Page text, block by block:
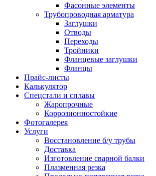
Фасонные элементы
Трубопроводная арматура
Заглушки
Отводы
Переходы
Тройники
Фланцевые заглушки
Фланцы
Прайс-листы
Калькулятор
Спецстали и сплавы
Жаропрочные
Коррозионностойкие
Фотогалерея
Услуги
Восстановление б/у трубы
Доставка
Изготовление сварной балки
Плазменная резка